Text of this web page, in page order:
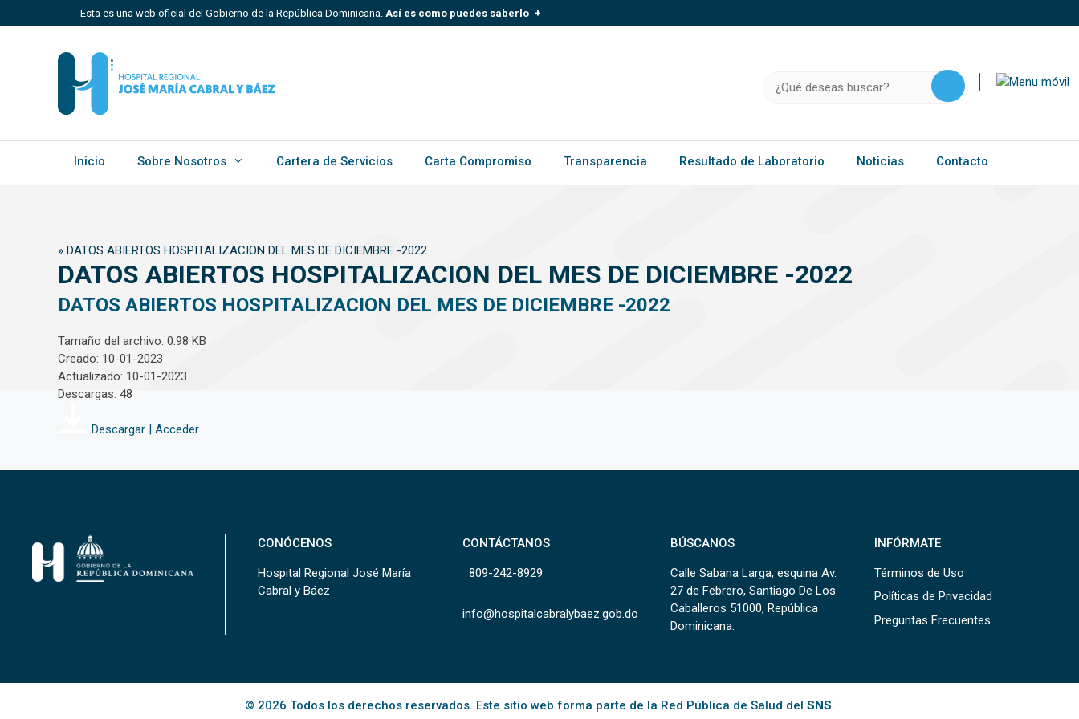
al
Esta es una web oficial del Gobierno de la República Dominicana. Así es como puedes saberlo
Un sitio .gob.do, .gov.do o .mil.do significa que pertenece a una organización oficial del
Estado dominicano.
Inicio Sobre Nosotros Cartera de Servicios Carta Compromiso Transparencia Resultado de Laboratorio Noticias Contacto
» DATOS ABIERTOS HOSPITALIZACION DEL MES DE DICIEMBRE -2022
DATOS ABIERTOS HOSPITALIZACION DEL MES DE DICIEMBRE -2022
DATOS ABIERTOS HOSPITALIZACION DEL MES DE DICIEMBRE -2022
Tamaño del archivo: 0.98 KB
Creado: 10-01-2023
Actualizado: 10-01-2023
Descargas: 48
Descargar | Acceder
CONÓCENOS
Hospital Regional José María
Cabral y Báez
CONTÁCTANOS
809-242-8929
info@hospitalcabralybaez.gob.do
BÚSCANOS
Calle Sabana Larga, esquina Av.
27 de Febrero, Santiago De Los
Caballeros 51000, República
Dominicana.
INFÓRMATE
Términos de Uso
Políticas de Privacidad
Preguntas Frecuentes
© 2026 Todos los derechos reservados. Este sitio web forma parte de la Red Pública de Salud del SNS.